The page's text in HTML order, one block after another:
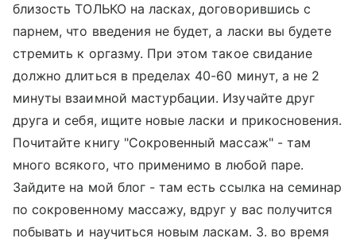
близость ТОЛЬКО на ласках, договорившись с
парнем, что введения не будет, а ласки вы будете
стремить к оргазму. При этом такое свидание
должно длиться в пределах 40-60 минут, а не 2
минуты взаимной мастурбации. Изучайте друг
друга и себя, ищите новые ласки и прикосновения.
Почитайте книгу "Сокровенный массаж" - там
много всякого, что применимо в любой паре.
Зайдите на мой блог - там есть ссылка на семинар
по сокровенному массажу, вдруг у вас получится
побывать и научиться новым ласкам. 3. во время